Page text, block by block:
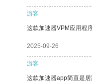
游客
这款加速器VPM应用程
2025-09-26
游客
这款加速器app简直是